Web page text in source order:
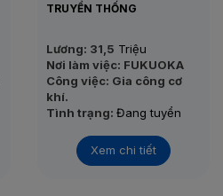
TRUYỀN THỐNG
Lương: 31,5 Triệu
Nơi làm việc: FUKUOKA
Công việc: Gia công cơ
khí.
Tình trạng: Đang tuyển
Xem chi tiết